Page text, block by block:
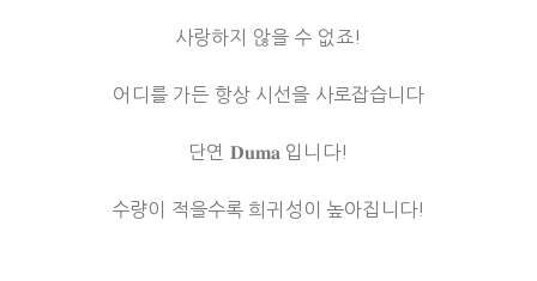
사랑하지 않을 수 없죠!
어디를 가든 항상 시선을 사로잡습니다
단연 𝐃𝐮𝐦𝐚 입니다!
수량이 적을수록 희귀성이 높아집니다!